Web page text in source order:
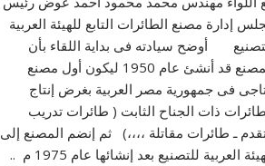
إدارة مصنع الطائرات التابع للهيئة العربية
أوضح سيادته فى بداية اللقاء بأن
المصنع قد أنشئ عام 1950 ليكون أول مصنع
فى جمهورية مصر العربية بغرض إنتاج
ذات الجناح الثابت ( طائرات تدريب
ـ طائرات مقاتلة ،،،،) ثم إنضم المصنع إلى
الهيئة العربية للتصنيع بعد إنشائها عام 1975 م ..